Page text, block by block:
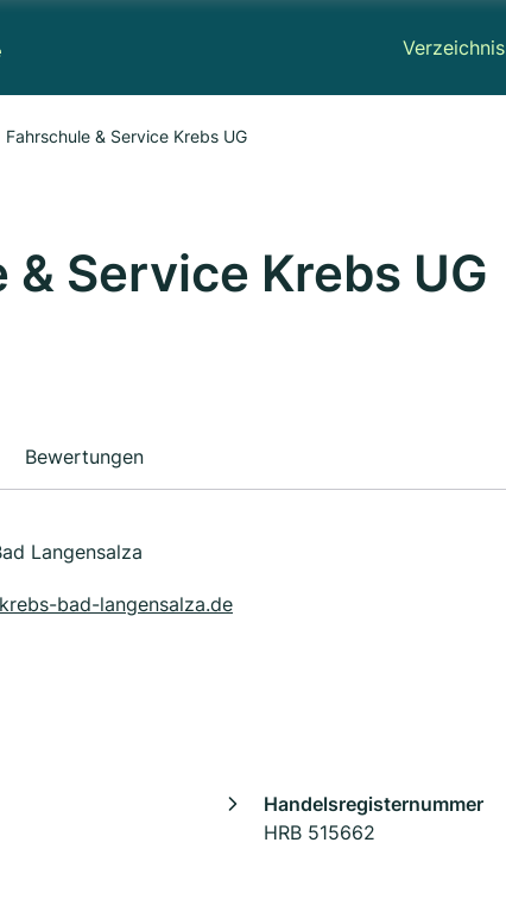
Verzeichnis
Fahrschule & Service Krebs UG
Service Krebs UG
Bewertungen
Langensalza
bad-langensalza.de
Handelsregisternummer
HRB 515662